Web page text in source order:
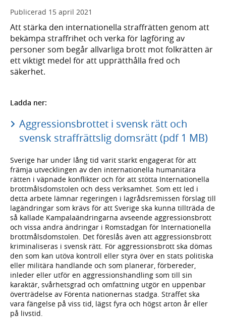
Publicerad 15 april 2021
Att stärka den inter­natio­nella straff­rätten genom att
bekämpa straffrihet och verka för lagföring av
personer som begår allvarliga brott mot folkrätten är
ett viktigt medel för att upprätt­hålla fred och
säkerhet.
Ladda ner:
Aggressionsbrottet i svensk rätt och
svensk straffrättslig domsrätt (pdf 1 MB)
Sverige har under lång tid varit starkt engagerat för att
främja utvecklingen av den inter­nationella humanitära
rätten i väpnade konflikter och för att stötta Inter­nationella
brott­måls­dom­stolen och dess verk­samhet. Som ett led i
detta arbete lämnar regeringen i lagråds­remissen förslag till
lagändringar som krävs för att Sverige ska kunna tillträda de
så kallade Kampala­ändringarna avseende aggressions­brott
och vissa andra ändringar i Rom­stadgan för Inter­nationella
brott­måls­dom­stolen. Det föreslås även att aggressions­brott
kriminali­seras i svensk rätt. För aggressions­brott ska dömas
den som kan utöva kontroll eller styra över en stats politiska
eller militära handlande och som planerar, förbereder,
inleder eller utför en aggressions­handling som till sin
karaktär, svårhets­grad och omfatt­ning utgör en uppenbar
över­trädelse av Förenta nationernas stadga. Straffet ska
vara fängelse på viss tid, lägst fyra och högst arton år eller
på livstid.